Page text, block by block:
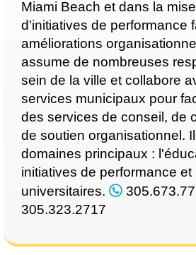
Miami Beach et dans la
d'initiatives de performance
améliorations
assume de nombreuses
sein de la ville et collabore
services municipaux pour
des services de conseil, de
de soutien organisationnel.
domaines principaux :
initiatives de performance
universitaires.
305.323.2717